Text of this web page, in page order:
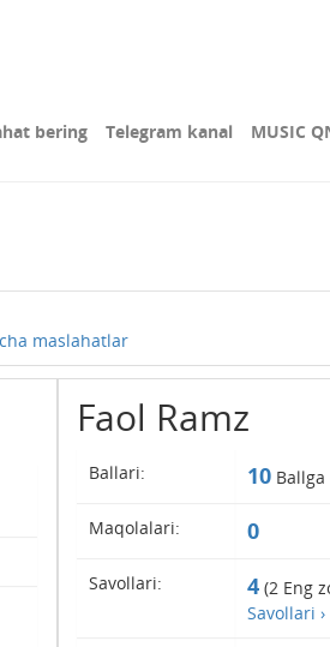
bering Telegram kanal MUSIC
maslahatlar
Faol Ramz
Ballari: 10Ballga
Maqolalari: 0
Savollari: 4(2Eng
Savollari ›